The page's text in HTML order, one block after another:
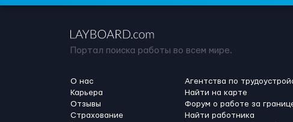
Портал поиска работы во всем мире.
О нас
Карьера
Отзывы
Страхование
Агентства по
Найти на карте
Форум о работе за
Найти работника